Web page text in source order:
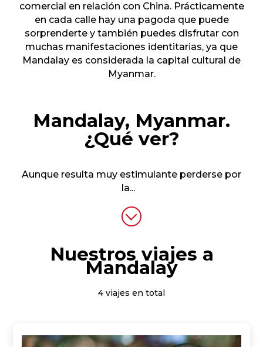
comercial en relación con China. Prácticamente
en cada calle hay una pagoda que puede
sorprenderte y también puedes disfrutar con
muchas manifestaciones identitarias, ya que
Mandalay es considerada la capital cultural de
Myanmar.
Mandalay, Myanmar.
¿Qué ver?
Aunque resulta muy estimulante perderse por
la...
Nuestros viajes a
Mandalay
4 viajes en total